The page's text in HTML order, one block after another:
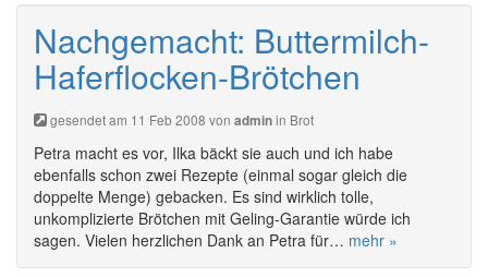
Nachgemacht: Buttermilch-
Haferflocken-Brötchen
gesendet am 11 Feb 2008 von adminin Brot
Petra macht es vor, Ilka bäckt sie auch und ich habe
ebenfalls schon zwei Rezepte (einmal sogar gleich die
doppelte Menge) gebacken. Es sind wirklich tolle,
unkomplizierte Brötchen mit Geling-Garantie würde ich
sagen. Vielen herzlichen Dank an Petra für… mehr »